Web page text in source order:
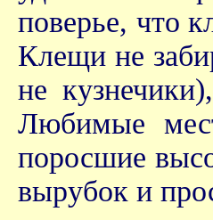
поверье, что
Клещи не
не
Любимые
поросшие
вырубок и